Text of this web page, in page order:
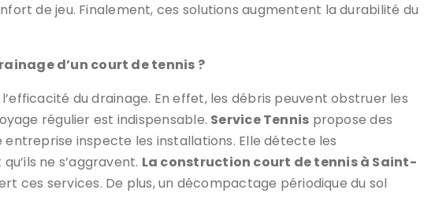
de jeu. Finalement, ces solutions augmentent la durabilité du
d’un court de tennis ?
du drainage. En effet, les débris peuvent obstruer les
régulier est indispensable. Service Tennis propose des
inspecte les installations. Elle détecte les
ne s’aggravent. La construction court de tennis à Saint-
ces services. De plus, un décompactage périodique du sol